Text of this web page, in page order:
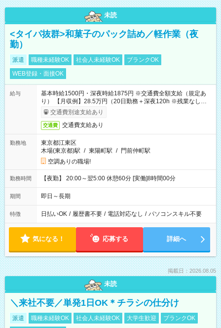
未読
<タイパ抜群>和菓子のパック詰め／軽作業（夜
勤）
派遣 職種未経験OK 社会人未経験OK
ブランクOK
WEB登録・面接OK
給与
基本時給1500円・深夜時給1875円 ※交通費全額支給（規定あ
り） 【月収例】28.5万円（20日勤務＋深夜120h ※残業なしの場
合）交通費別途支給あり
交通費 交通費支給あり
勤務地
東京都江東区
木場(東京都)駅 / 東陽町駅 / 門前仲町駅
空調ありの職場!
勤務時間 【夜勤】 20:00～翌5:00 休憩60分 [実働]8時間00分
期間 即日～長期
特徴 日払いOK / 履歴書不要 / 電話対応なし / パソコンスキル不要
気になる！ 応募する 詳細へ
掲載日：2026.08.05
未読
＼来社不要／単発1日OK＊チラシの仕分け
派遣 職種未経験OK 社会人未経験OK 大学生歓迎
ブランクOK